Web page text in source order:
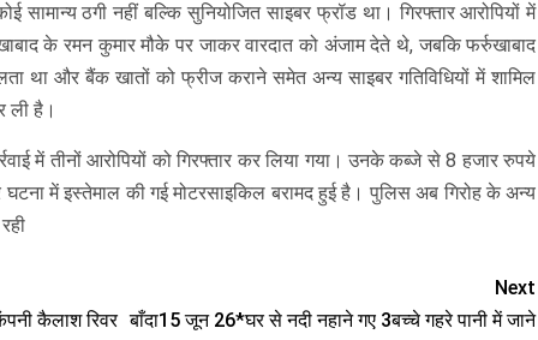
सामान्य ठगी नहीं बल्कि सुनियोजित साइबर फ्रॉड था। गिरफ्तार आरोपियों में
के रमन कुमार मौके पर जाकर वारदात को अंजाम देते थे, जबकि फर्रुखाबाद
था और बैंक खातों को फ्रीज कराने समेत अन्य साइबर गतिविधियों में शामिल
ली है।
में तीनों आरोपियों को गिरफ्तार कर लिया गया। उनके कब्जे से 8 हजार रुपये
में इस्तेमाल की गई मोटरसाइकिल बरामद हुई है। पुलिस अब गिरोह के अन्य
कैलाश रिवर
Next
बाँदा15 जून 26*घर से नदी नहाने गए 3बच्चे गहरे पानी में जाने